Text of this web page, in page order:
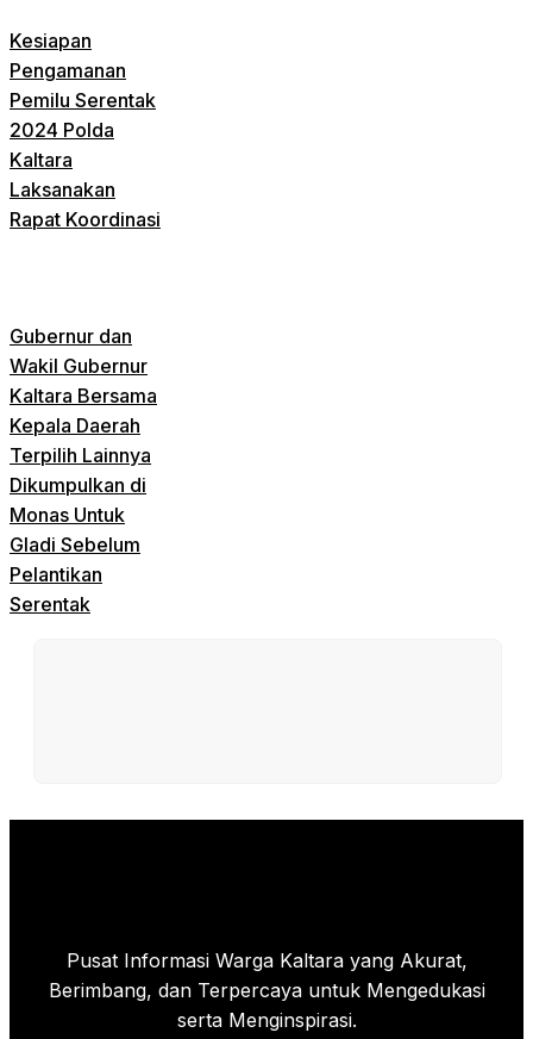
Kesiapan
Pengamanan
Pemilu Serentak
2024 Polda
Kaltara
Laksanakan
Rapat Koordinasi
Gubernur dan
Wakil Gubernur
Kaltara Bersama
Kepala Daerah
Terpilih Lainnya
Dikumpulkan di
Monas Untuk
Gladi Sebelum
Pelantikan
Serentak
Pusat Informasi Warga Kaltara yang Akurat,
Berimbang, dan Terpercaya untuk Mengedukasi
serta Menginspirasi.